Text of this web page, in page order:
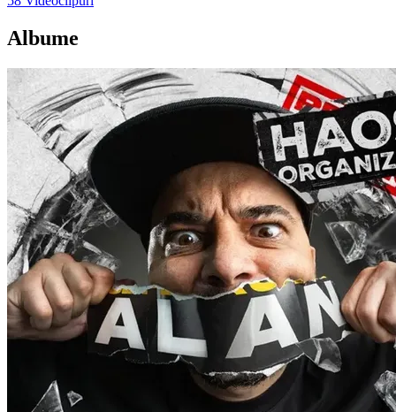
Albume